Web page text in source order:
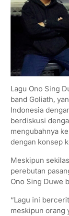
Lagu Ono Sing
band Goliath,
Indonesia
berdiskusi
mengubahnya
dengan konsep
Meskipun
perebutan
Ono Sing Duwe
“Lagu ini
meskipun orang